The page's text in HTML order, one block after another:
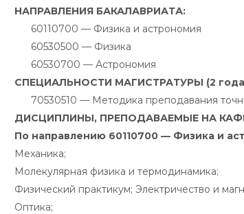
НАПРАВЛЕНИЯ БАКАЛАВРИАТА:
60110700 — Физика и астрономия
60530500 — Физика
60530700 — Астрономия
СПЕЦИАЛЬНОСТИ МАГИСТРАТУРЫ (2
70530510 — Методика преподавания
ДИСЦИПЛИНЫ, ПРЕПОДАВАЕМЫЕ НА
По направлению 60110700 — Физика и
Механика;
Молекулярная физика и термодинамика;
Физический практикум; Электричество и
Оптика;